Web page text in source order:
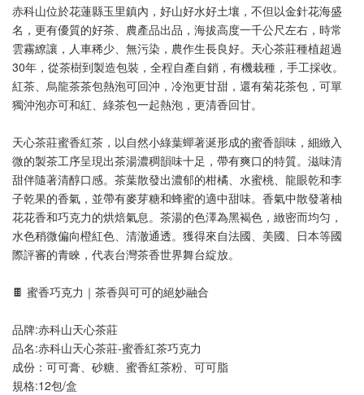
赤科山位於花蓮縣玉里鎮內，好山好水好土壤，不但以金針花海盛
名，更有優質的好茶、農產品出品，海拔高度一千公尺左右，時常
雲霧繚讓，人車稀少、無污染，農作生長良好。天心茶莊種植超過
30年，從茶樹到製造包裝，全程自產自銷，有機栽種，手工採收。
紅茶、烏龍茶茶包熱泡可回沖，冷泡更甘甜，還有菊花茶包，可單
獨沖泡亦可和紅、綠茶包一起熱泡，更清香回甘。
天心茶莊蜜香紅茶，以自然小綠葉蟬著涎形成的蜜香韻味，細緻入
微的製茶工序呈現出茶湯濃稠韻味十足，帶有爽口的特質。滋味清
甜伴隨著清醇口感。茶葉散發出濃郁的柑橘、水蜜桃、龍眼乾和李
子乾果的香氣，並帶有麥芽糖和蜂蜜的適中甜味。香氣中散發著柚
花花香和巧克力的烘焙氣息。茶湯的色澤為黑褐色，緻密而均匀，
水色稍微偏向橙紅色、清澈通透。獲得來自法國、美國、日本等國
際評審的青睞，代表台灣茶香世界舞台綻放。
🍫 蜜香巧克力｜茶香與可可的絕妙融合
品牌:赤科山天心茶莊
品名:赤科山天心茶莊-蜜香紅茶巧克力
成份：可可膏、砂糖、蜜香紅茶粉、可可脂
規格:12包/盒